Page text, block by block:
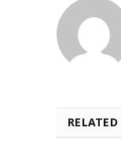
RELATED